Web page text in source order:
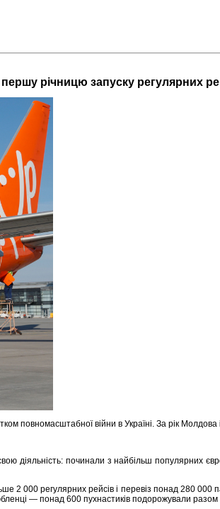
річницю запуску регулярних
повномасштабної війни в Україні. За рік
починали з найбільш популярних
2 000 регулярних рейсів і перевіз понад 280
— понад 600 пухнастиків подорожували разом